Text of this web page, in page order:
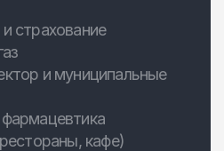
страхование
и муниципальные
кафе)